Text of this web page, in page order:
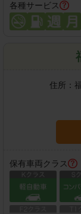
各種サービス
住所：
保有車両クラス